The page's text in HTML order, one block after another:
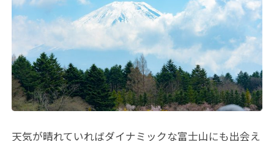
天気が晴れていればダイナミックな富士山にも出会え